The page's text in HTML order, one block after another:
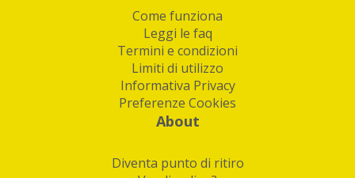
Come funziona
Leggi le faq
Termini e condizioni
Limiti di utilizzo
Informativa Privacy
Preferenze Cookies
About
Diventa punto di ritiro